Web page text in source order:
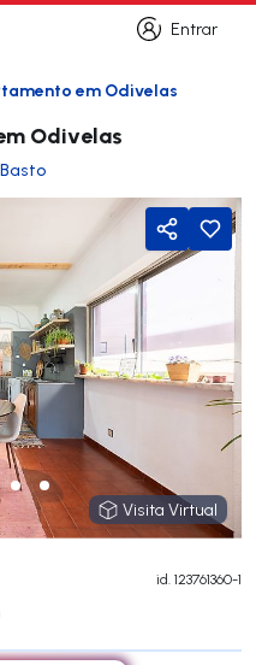
Entrar
Entrar
em Odivelas
Odivelas
Visita Virtual
Visita Virtual
Partilhar
id. 123761360-1